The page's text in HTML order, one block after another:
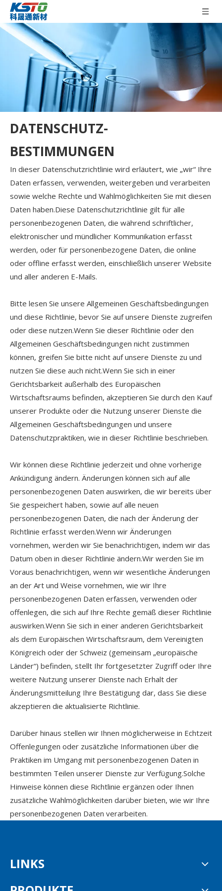
DATENSCHUTZ-
BESTIMMUNGEN
In dieser Datenschutzrichtlinie wird erläutert, wie „wir“ Ihre
Daten erfassen, verwenden, weitergeben und verarbeiten
sowie welche Rechte und Wahlmöglichkeiten Sie mit diesen
Daten haben.Diese Datenschutzrichtlinie gilt für alle
personenbezogenen Daten, die während schriftlicher,
elektronischer und mündlicher Kommunikation erfasst
werden, oder für personenbezogene Daten, die online
oder offline erfasst werden, einschließlich unserer Website
und aller anderen E-Mails.
Bitte lesen Sie unsere Allgemeinen Geschäftsbedingungen
und diese Richtlinie, bevor Sie auf unsere Dienste zugreifen
oder diese nutzen.Wenn Sie dieser Richtlinie oder den
Allgemeinen Geschäftsbedingungen nicht zustimmen
können, greifen Sie bitte nicht auf unsere Dienste zu und
nutzen Sie diese auch nicht.Wenn Sie sich in einer
Gerichtsbarkeit außerhalb des Europäischen
Wirtschaftsraums befinden, akzeptieren Sie durch den Kauf
unserer Produkte oder die Nutzung unserer Dienste die
Allgemeinen Geschäftsbedingungen und unsere
Datenschutzpraktiken, wie in dieser Richtlinie beschrieben.
Wir können diese Richtlinie jederzeit und ohne vorherige
Ankündigung ändern. Änderungen können sich auf alle
personenbezogenen Daten auswirken, die wir bereits über
Sie gespeichert haben, sowie auf alle neuen
personenbezogenen Daten, die nach der Änderung der
Richtlinie erfasst werden.Wenn wir Änderungen
vornehmen, werden wir Sie benachrichtigen, indem wir das
Datum oben in dieser Richtlinie ändern.Wir werden Sie im
Voraus benachrichtigen, wenn wir wesentliche Änderungen
an der Art und Weise vornehmen, wie wir Ihre
personenbezogenen Daten erfassen, verwenden oder
offenlegen, die sich auf Ihre Rechte gemäß dieser Richtlinie
auswirken.Wenn Sie sich in einer anderen Gerichtsbarkeit
als dem Europäischen Wirtschaftsraum, dem Vereinigten
Königreich oder der Schweiz (gemeinsam „europäische
Länder“) befinden, stellt Ihr fortgesetzter Zugriff oder Ihre
weitere Nutzung unserer Dienste nach Erhalt der
Änderungsmitteilung Ihre Bestätigung dar, dass Sie diese
akzeptieren die aktualisierte Richtlinie.
Darüber hinaus stellen wir Ihnen möglicherweise in Echtzeit
Offenlegungen oder zusätzliche Informationen über die
Praktiken im Umgang mit personenbezogenen Daten in
bestimmten Teilen unserer Dienste zur Verfügung.Solche
Hinweise können diese Richtlinie ergänzen oder Ihnen
zusätzliche Wahlmöglichkeiten darüber bieten, wie wir Ihre
personenbezogenen Daten verarbeiten.
LINKS